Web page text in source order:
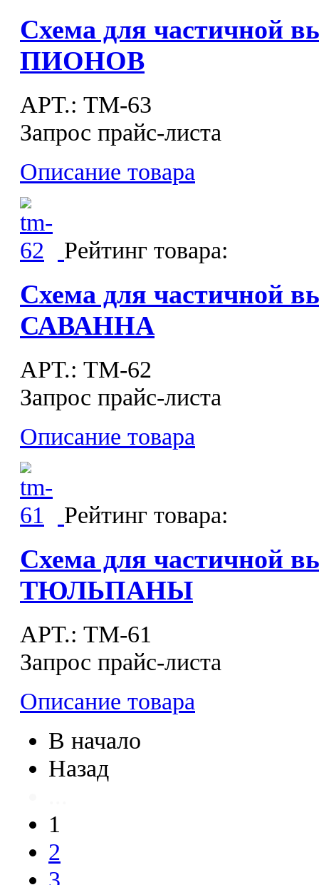
Схема для частичной
ПИОНОВ
APT.: ТМ-63
Запрос прайс-листа
Описание товара
Рейтинг товара:
Схема для частичной
САВАННА
APT.: ТМ-62
Запрос прайс-листа
Описание товара
Рейтинг товара:
Схема для частичной
ТЮЛЬПАНЫ
APT.: ТМ-61
Запрос прайс-листа
Описание товара
В начало
Назад
1
2
3